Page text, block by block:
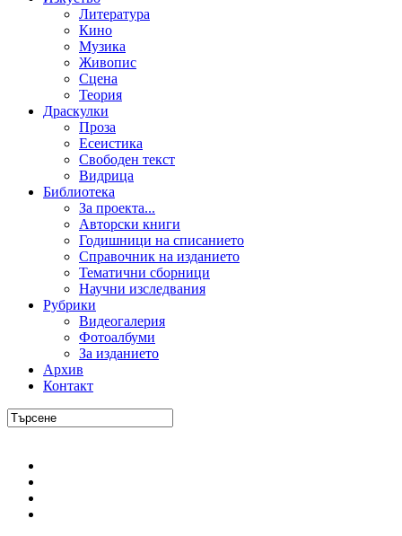
Литература
Кино
Музика
Живопис
Сцена
Теория
Драскулки
Проза
Есеистика
Свободен текст
Видрица
Библиотека
За проекта...
Авторски книги
Годишници на списанието
Справочник на изданието
Тематични сборници
Научни изследвания
Рубрики
Видеогалерия
Фотоалбуми
За изданието
Архив
Контакт